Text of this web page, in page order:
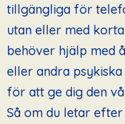
tillgängliga för
utan eller med
behöver hjälp med
eller andra
för att ge dig den
Så om du letar